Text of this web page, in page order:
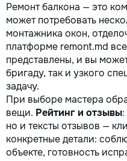
Ремонт балкона — это
может потребовать
монтажника окон,
платформе remont.md
представлены, и вы
бригаду, так и узкого
задачу.
При выборе мастера
вещи. Рейтинг и отзывы
но и тексты отзывов —
конкретные детали:
объекте, готовность